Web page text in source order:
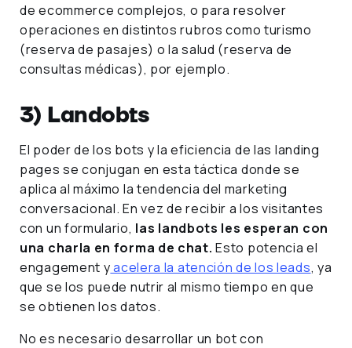
de ecommerce complejos, o para resolver
operaciones en distintos rubros como turismo
(reserva de pasajes) o la salud (reserva de
consultas médicas), por ejemplo.
3) Landobts
El poder de los bots y la eficiencia de las landing
pages se conjugan en esta táctica donde se
aplica al máximo la tendencia del marketing
conversacional. En vez de recibir a los visitantes
con un formulario, las landbots les esperan con
una charla en forma de chat.Esto potencia el
engagement yacelera la atención de los leads, ya
que se los puede nutrir al mismo tiempo en que
se obtienen los datos.
No es necesario desarrollar un bot con